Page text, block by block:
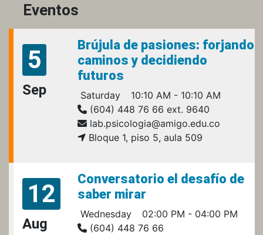
Eventos
5
Sep
Brújula de pasiones: forjando
caminos y decidiendo
futuros
Saturday
10:10 AM - 10:10 AM
(604) 448 76 66 ext. 9640
lab.psicologia@amigo.edu.co
Bloque 1, piso 5, aula 509
12
Aug
Conversatorio el desafío de
saber mirar
Wednesday
02:00 PM - 04:00 PM
(604) 448 76 66